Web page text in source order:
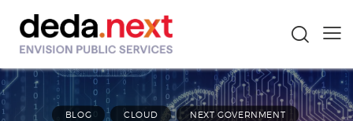
BLOG CLOUD NEXT GOVERNMENT